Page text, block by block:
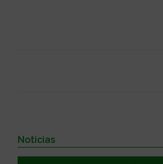
Noticias